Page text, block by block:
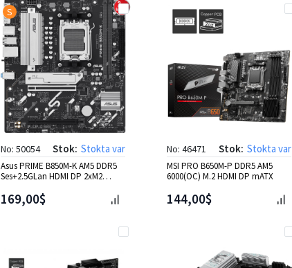
S
No: 50054 Stok: Stokta var
Asus PRIME B850M-K AM5 DDR5
Ses+2.5GLan HDMI DP 2xM2
169,00$
No: 46471 Stok: Stokta var
MSI PRO B650M-P DDR5 AM5
6000(OC) M.2 HDMI DP mATX
144,00$